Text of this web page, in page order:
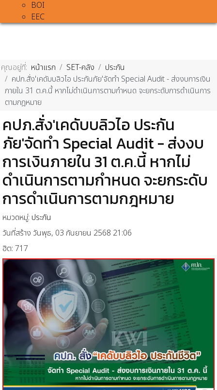
BOI
EEC
คุณอยู่ที่: หน้าแรก SET-คลัง
ประกัน
คปภ.สั่ง'เคดับบลิวไอ ประกันภัย'จัดทำ Special Audit - ส่งงบการเงิน
ภายใน 31 ต.ค.นี้ หากไม่ดำเนินการตามกำหนด จะยกระดับการดำเนินการ
ตามกฎหมาย
คปภ.สั่ง'เคดับบลิวไอ ประกัน
ภัย'จัดทำ Special Audit - ส่งงบ
การเงินภายใน 31 ต.ค.นี้ หากไม่
ดำเนินการตามกำหนด จะยกระดับ
การดำเนินการตามกฎหมาย
หมวดหมู่: ประกัน
วันที่สร้าง วันพุธ, 03 กันยายน 2568 21:06
ฮิต: 717